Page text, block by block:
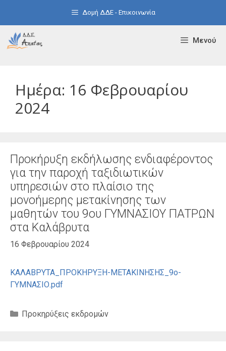
Δομή ΔΔΕ - Επικοινωνία
Μενού
Ημέρα: 16 Φεβρουαρίου
2024
Προκήρυξη εκδήλωσης ενδιαφέροντος
για την παροχή ταξιδιωτικών
υπηρεσιών στο πλαίσιο της
μονοήμερης μετακίνησης των
μαθητών του 9ου ΓΥΜΝΑΣΙΟΥ ΠΑΤΡΩΝ
στα Καλάβρυτα
16 Φεβρουαρίου 2024
ΚΑΛΑΒΡΥΤΑ_ΠΡΟΚΗΡΥΞΗ-ΜΕΤΑΚΙΝΗΣΗΣ_9ο-
ΓΥΜΝΑΣΙΟ.pdf
Κατηγορίες
Προκηρύξεις εκδρομών